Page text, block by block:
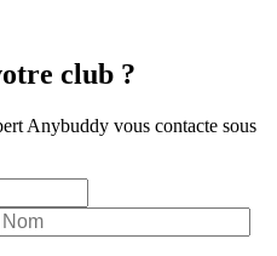
club ?
Anybuddy vous contacte sous